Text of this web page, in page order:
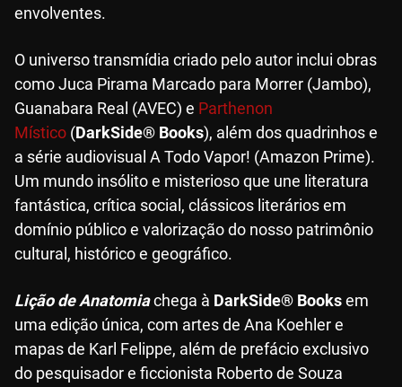
envolventes.
O universo transmídia criado pelo autor inclui obras
como Juca Pirama Marcado para Morrer (Jambo),
Guanabara Real (AVEC) e Parthenon
Místico (DarkSide® Books), além dos quadrinhos e
a série audiovisual A Todo Vapor! (Amazon Prime).
Um mundo insólito e misterioso que une literatura
fantástica, crítica social, clássicos literários em
domínio público e valorização do nosso patrimônio
cultural, histórico e geográfico.
Lição de Anatomiachega à DarkSide® Booksem
uma edição única, com artes de Ana Koehler e
mapas de Karl Felippe, além de prefácio exclusivo
do pesquisador e ficcionista Roberto de Souza